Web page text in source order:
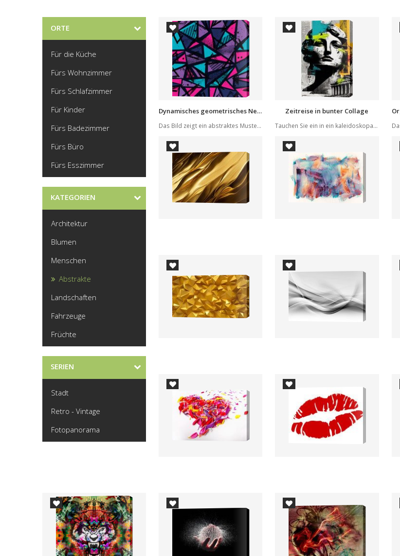
ORTE
Für die Küche
Fürs Wohnzimmer
Fürs Schlafzimmer
Für Kinder
Fürs Badezimmer
Fürs Büro
Fürs Esszimmer
KATEGORIEN
Architektur
Blumen
Menschen
Abstrakte
Landschaften
Fahrzeuge
Früchte
SERIEN
Stadt
Retro - Vintage
Fotopanorama
Dynamisches geometrisches Neonmuster
Das Bild zeigt ein abstraktes Muster aus dreiec...
Zeitreise in bunter Collage
Tauchen Sie ein in ein kaleidoskopartiges Spiel...